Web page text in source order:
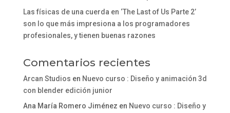
Las físicas de una cuerda en ‘The Last of Us Parte 2’
son lo que más impresiona a los programadores
profesionales, y tienen buenas razones
Comentarios recientes
Arcan Studios en Nuevo curso : Diseño y animación 3d
con blender edición junior
Ana María Romero Jiménez en Nuevo curso : Diseño y